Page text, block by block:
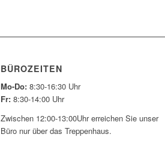
BÜROZEITEN
Mo-Do:8:30-16:30 Uhr
Fr:8:30-14:00 Uhr
Zwischen 12:00-13:00Uhr erreichen Sie unser
Büro nur über das Treppenhaus.